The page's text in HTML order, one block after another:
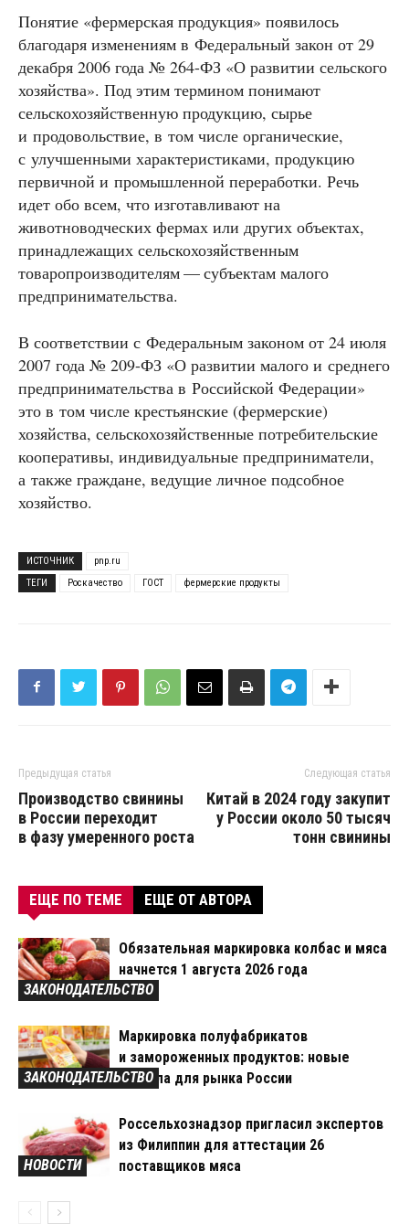
Понятие «фермерская продукция» появилось
благодаря изменениям в Федеральный закон от 29
декабря 2006 года № 264-ФЗ «О развитии сельского
хозяйства». Под этим термином понимают
сельскохозяйственную продукцию, сырье
и продовольствие, в том числе органические,
с улучшенными характеристиками, продукцию
первичной и промышленной переработки. Речь
идет обо всем, что изготавливают на
животноводческих фермах или других объектах,
принадлежащих сельскохозяйственным
товаропроизводителям — субъектам малого
предпринимательства.
В соответствии с Федеральным законом от 24 июля
2007 года № 209-ФЗ «О развитии малого и среднего
предпринимательства в Российской Федерации»
это в том числе крестьянские (фермерские)
хозяйства, сельскохозяйственные потребительские
кооперативы, индивидуальные предприниматели,
а также граждане, ведущие личное подсобное
хозяйство.
ИСТОЧНИК
pnp.ru
ТЕГИ
Роскачество ГОСТ фермерские продукты
Предыдущая статья
Производство свинины
в России переходит
в фазу умеренного роста
Следующая статья
Китай в 2024 году закупит
у России около 50 тысяч
тонн свинины
ЕЩЕ ПО ТЕМЕ ЕЩЕ ОТ АВТОРА
ЗАКОНОДАТЕЛЬСТВО
Обязательная маркировка колбас и мяса
начнется 1 августа 2026 года
ЗАКОНОДАТЕЛЬСТВО
Маркировка полуфабрикатов
и замороженных продуктов: новые
правила для рынка России
НОВОСТИ
Россельхознадзор пригласил экспертов
из Филиппин для аттестации 26
поставщиков мяса